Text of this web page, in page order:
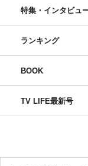
特集・インタビュ
ランキング
BOOK
TV LIFE最新号